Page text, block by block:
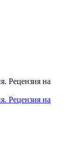
Рецензия на
Рецензия на